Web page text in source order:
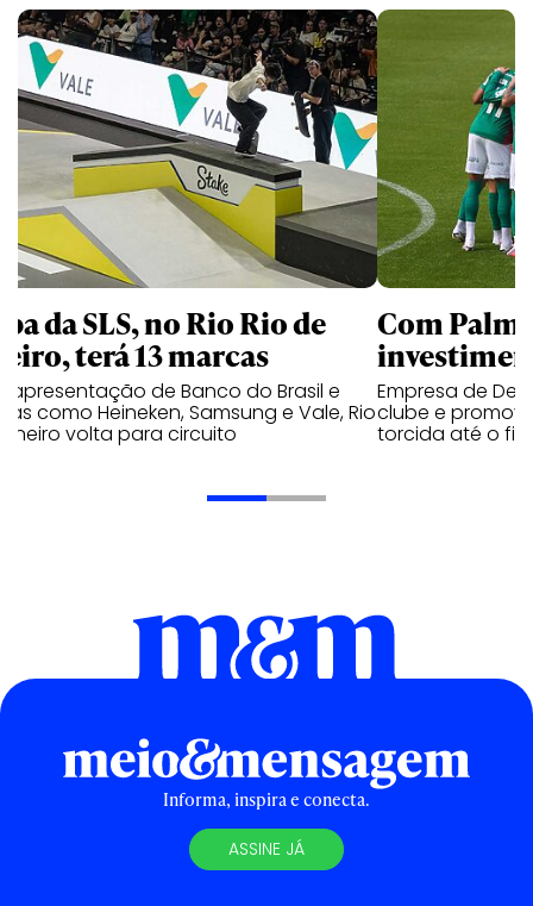
da SLS, no Rio Rio de
terá 13 marcas
apresentação de Banco do Brasil e
como Heineken, Samsung e Vale, Rio
volta para circuito
Com
Empresa de
clube e
torcida até o
Informa, inspira e conecta.
ASSINE JÁ